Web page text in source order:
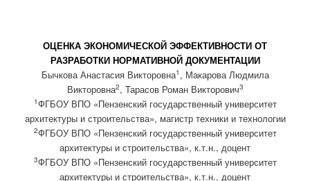
ОЦЕНКА ЭКОНОМИЧЕСКОЙ ЭФФЕКТИВНОСТИ ОТ
РАЗРАБОТКИ НОРМАТИВНОЙ ДОКУМЕНТАЦИИ
Бычкова Анастасия Викторовна1 , Макарова Людмила
Викторовна2, Тарасов Роман Викторович3
1ФГБОУ ВПО «Пензенский государственный университет
архитектуры и строительства», магистр техники и технологии
2ФГБОУ ВПО «Пензенский государственный университет
архитектуры и строительства», к.т.н., доцент
3ФГБОУ ВПО «Пензенский государственный университет
архитектуры и строительства», к.т.н., доцент